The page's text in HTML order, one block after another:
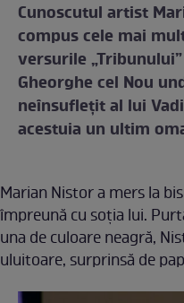
Cunoscutul artist
compus cele mai
versurile
Gheorghe cel Nou
neînsufleţit al lui
acestuia un ultim
Marian Nistor a mers la
împreună cu soţia lui.
una de culoare neagră,
uluitoare, surprinsă de